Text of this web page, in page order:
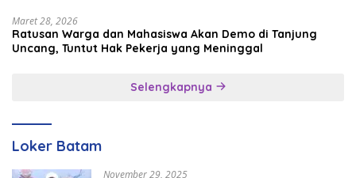
Maret 28, 2026
Ratusan Warga dan Mahasiswa Akan Demo di Tanjung
Uncang, Tuntut Hak Pekerja yang Meninggal
Selengkapnya
Loker Batam
November 29, 2025